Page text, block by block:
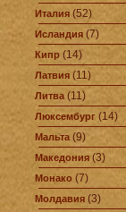
Италия (52)
Исландия (7)
Кипр (14)
Латвия (11)
Литва(11)
Люксембург (14)
Мальта (9)
Македония (3)
Монако (7)
Молдавия (3)